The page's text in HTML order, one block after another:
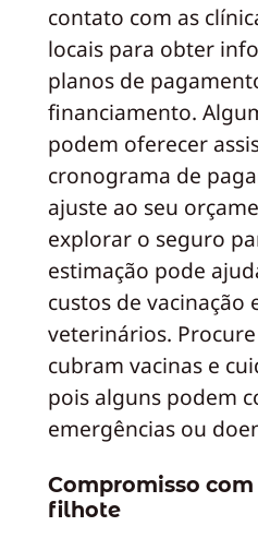
contato com as
locais para obter
planos de
financiamento.
podem oferecer
cronograma de
ajuste ao seu
explorar o seguro
estimação pode
custos de vacinação
veterinários.
cubram vacinas e
pois alguns podem
emergências ou
Compromisso com
filhote